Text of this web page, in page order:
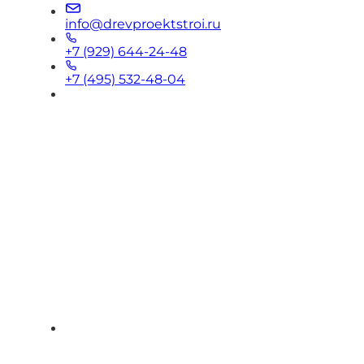
info@drevproektstroi.ru
+7 (929) 644-24-48
+7 (495) 532-48-04